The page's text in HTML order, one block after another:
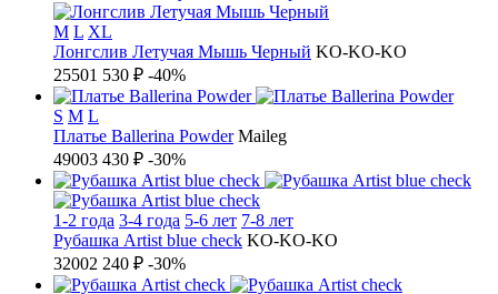
M L XL
Лонгслив Летучая Мышь Черный KO-KO-KO
25501 530 ₽ -40%
S M L
Платье Ballerina Powder Maileg
49003 430 ₽ -30%
1-2 года 3-4 года 5-6 лет 7-8 лет
Рубашка Artist blue check KO-KO-KO
32002 240 ₽ -30%